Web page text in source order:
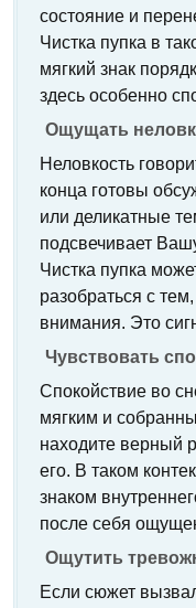
состояние и
Чистка пупка в
мягкий знак
здесь особенно
Ощущать
Неловкость
конца готовы
или деликатные
подсвечивает
Чистка пупка
разобраться с
внимания. Это
Чувствовать
Спокойствие во
мягким и
находите верный
его. В таком
знаком
после себя
Ощутить
Если сюжет